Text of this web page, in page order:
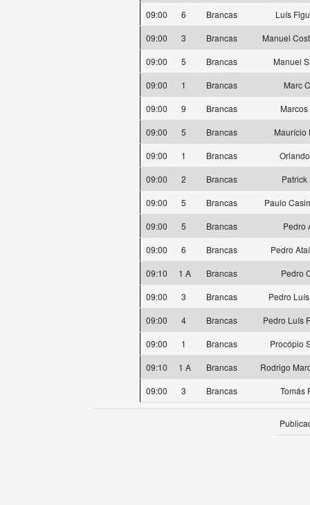
09:00
6 Brancas
Luís
09:00
3 Brancas
Manuel
09:00
5 Brancas
Manuel
09:00
1 Brancas
Marc
09:00
9 Brancas
Marcos
09:00
5 Brancas
Maurício
09:00
1 Brancas
09:00
2 Brancas
Patrick
09:00
5 Brancas
Paulo
09:00
5 Brancas
Pedro
09:00
6 Brancas
Pedro
09:10
1 A Brancas
Pedro
09:00
3 Brancas
Pedro
09:00
4 Brancas
Pedro Luís
09:00
1 Brancas
Procópio
09:10
1 A Brancas
Rodrigo
09:00
3 Brancas Tomás